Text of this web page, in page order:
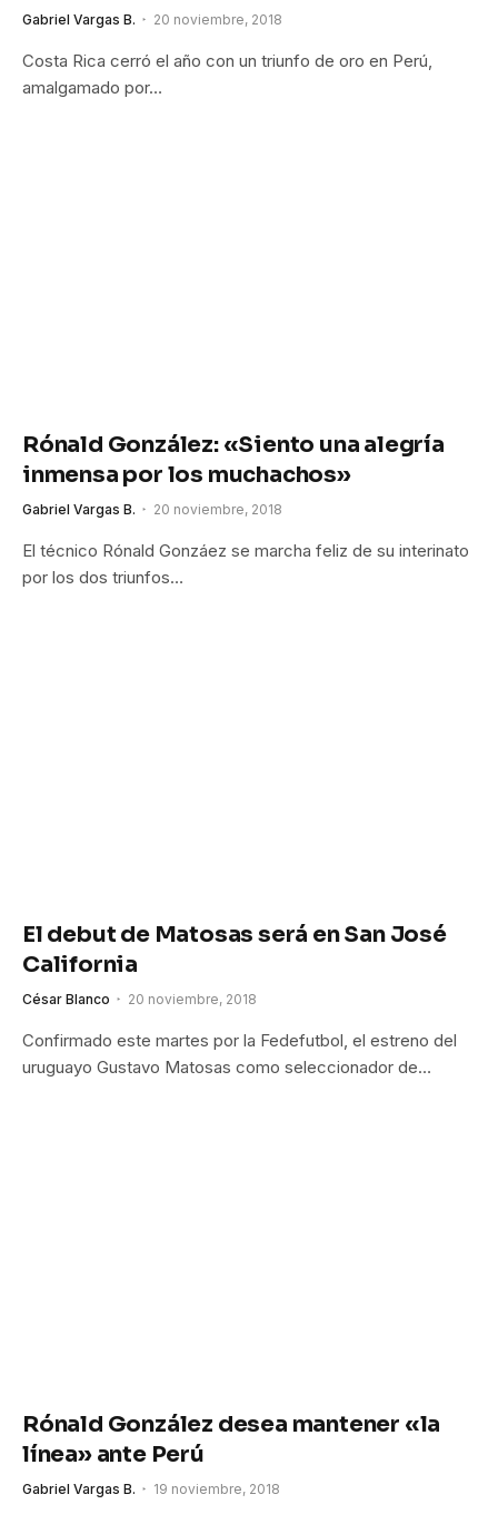
Gabriel Vargas B. 20 noviembre, 2018
Costa Rica cerró el año con un triunfo de oro en Perú,
amalgamado por…
Rónald González: «Siento una alegría
inmensa por los muchachos»
Gabriel Vargas B. 20 noviembre, 2018
El técnico Rónald Gonzáez se marcha feliz de su interinato
por los dos triunfos…
El debut de Matosas será en San José
California
César Blanco 20 noviembre, 2018
Confirmado este martes por la Fedefutbol, el estreno del
uruguayo Gustavo Matosas como seleccionador de…
Rónald González desea mantener «la
línea» ante Perú
Gabriel Vargas B. 19 noviembre, 2018